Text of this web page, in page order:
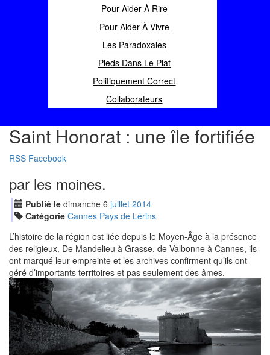
Pour Aider À Rire
Pour Aider À Vivre
Les Paradoxales
Pieds Dans Le Plat
Politiquement Correct
Collaborateurs
Saint Honorat : une île fortifiée
RSS Facebook
par les moines.
Publié le dimanche 6 juillet 2014
Catégorie Cannes Pays de Lérins
L’histoire de la région est liée depuis le Moyen-Âge à la présence
des religieux. De Mandelieu à Grasse, de Valbonne à Cannes, ils
ont marqué leur empreinte et les archives confirment qu’ils ont
géré d’importants territoires et pas seulement des âmes.